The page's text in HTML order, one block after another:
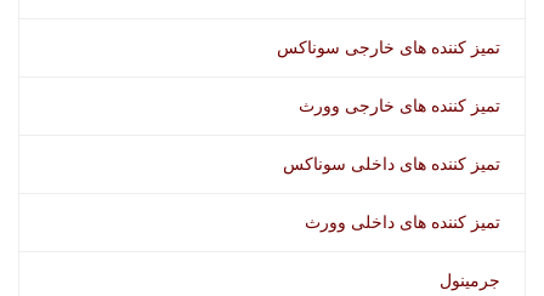
تمیز کننده های خارجی سوناکس
تمیز کننده های خارجی وورث
تمیز کننده های داخلی سوناکس
تمیز کننده های داخلی وورث
جرمینول